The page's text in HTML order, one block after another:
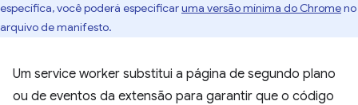
específica, você poderá especificaruma versão mínima do Chromeno
arquivo de manifesto.
Um service worker substitui a página de segundo plano
ou de eventos da extensão para garantir que o código